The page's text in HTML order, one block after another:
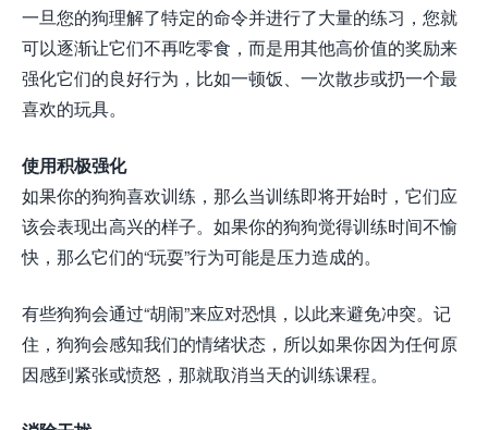
一旦您的狗理解了特定的命令并进行了大量的练习，您就
可以逐渐让它们不再吃零食，而是用其他高价值的奖励来
强化它们的良好行为，比如一顿饭、一次散步或扔一个最
喜欢的玩具。
使用积极强化
如果你的狗狗喜欢训练，那么当训练即将开始时，它们应
该会表现出高兴的样子。如果你的狗狗觉得训练时间不愉
快，那么它们的“玩耍”行为可能是压力造成的。
有些狗狗会通过“胡闹”来应对恐惧，以此来避免冲突。记
住，狗狗会感知我们的情绪状态，所以如果你因为任何原
因感到紧张或愤怒，那就取消当天的训练课程。